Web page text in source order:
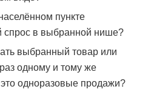
пункте
в выбранной нише?
выбранный товар или
одному и тому же
одноразовые продажи?